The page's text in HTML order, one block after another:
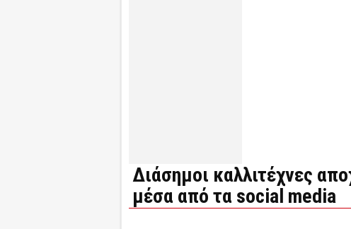
Διάσημοι καλλιτέχνες
μέσα από τα social media